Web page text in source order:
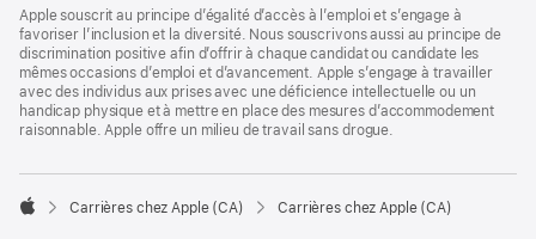
Footer
Apple souscrit au principe d’égalité d’accès à l’emploi et s’engage à
favoriser l’inclusion et la diversité. Nous souscrivons aussi au principe de
discrimination positive afin d’offrir à chaque candidat ou candidate les
mêmes occasions d’emploi et d’avancement. Apple s’engage à travailler
avec des individus aux prises avec une déficience intellectuelle ou un
handicap physique et à mettre en place des mesures d’accommodement
raisonnable. Apple offre un milieu de travail sans drogue.

Carrières chez Apple (CA) Carrières chez Apple (CA)